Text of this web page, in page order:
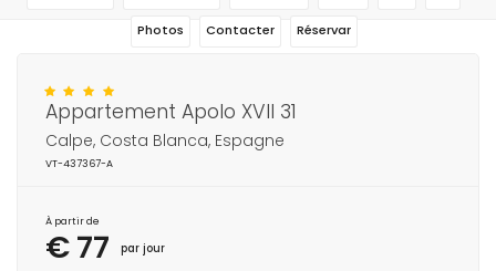
Photos Contacter Réservar
Appartement Apolo XVII 31
Calpe, Costa Blanca, Espagne
VT-437367-A
À partir de
€ 77 par jour